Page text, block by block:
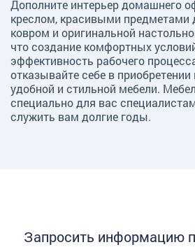
Дополните интерьер домашнего
креслом, красивыми предметами
ковром и оригинальной
что создание комфортных
эффективность рабочего
отказывайте себе в приобретении
удобной и стильной мебели.
специально для вас
служить вам долгие годы.
Запросить информацию